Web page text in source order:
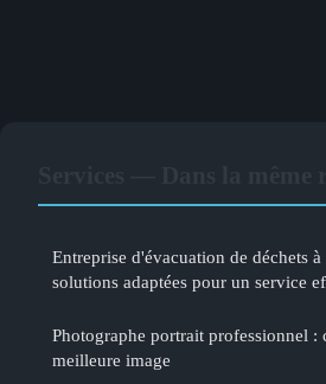
Entreprise d'évacuation de déchets
solutions adaptées pour un service
Photographe portrait professionnel :
meilleure image